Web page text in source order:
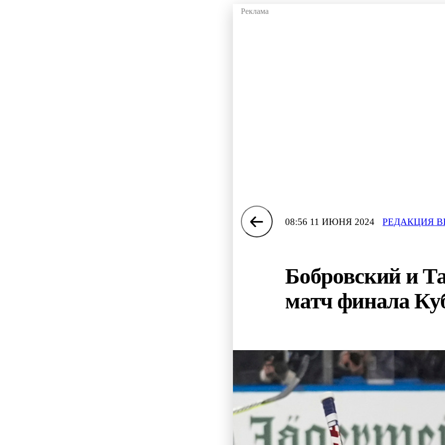
08:56 11 ИЮНЯ 2024 РЕДАКЦИЯ
Бобровский и
матч финала